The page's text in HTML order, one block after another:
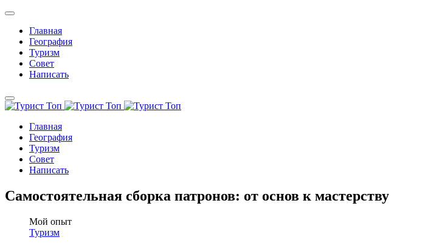
Главная
География
Туризм
Совет
Написать
Главная
География
Туризм
Совет
Написать
Самостоятельная сборка патронов: от основ к мастерству
Мой опыт
Туризм